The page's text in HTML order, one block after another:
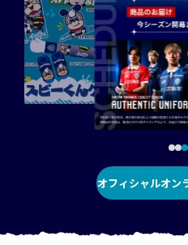
オフィシャルオン